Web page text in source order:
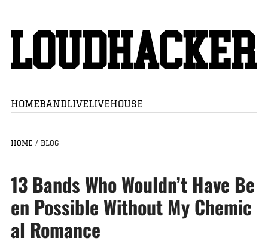
HOMEBANDLIVELIVEHOUSE
HOME / BLOG
13 Bands Who Wouldn’t Have Be
en Possible Without My Chemic
al Romance